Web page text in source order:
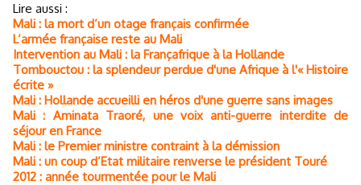
Lire aussi :
Mali : la mort d’un otage français confirmée
L’armée française reste au Mali
Intervention au Mali : la Françafrique à la Hollande
Tombouctou : la splendeur perdue d'une Afrique à l'« Histoire
écrite »
Mali : Hollande accueilli en héros d'une guerre sans images
Mali : Aminata Traoré, une voix anti-guerre interdite de
séjour en France
Mali : le Premier ministre contraint à la démission
Mali : un coup d’Etat militaire renverse le président Touré
2012 : année tourmentée pour le Mali